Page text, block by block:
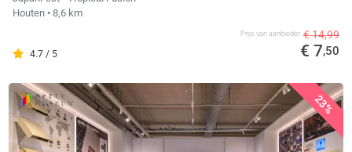
Houten • 8,6 km
4.7 / 5
Prijs van aanbieder € 14,99
€ 7,50
23%